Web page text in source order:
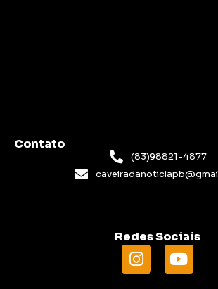
Contato
(83)98821-4877
Redes Sociais